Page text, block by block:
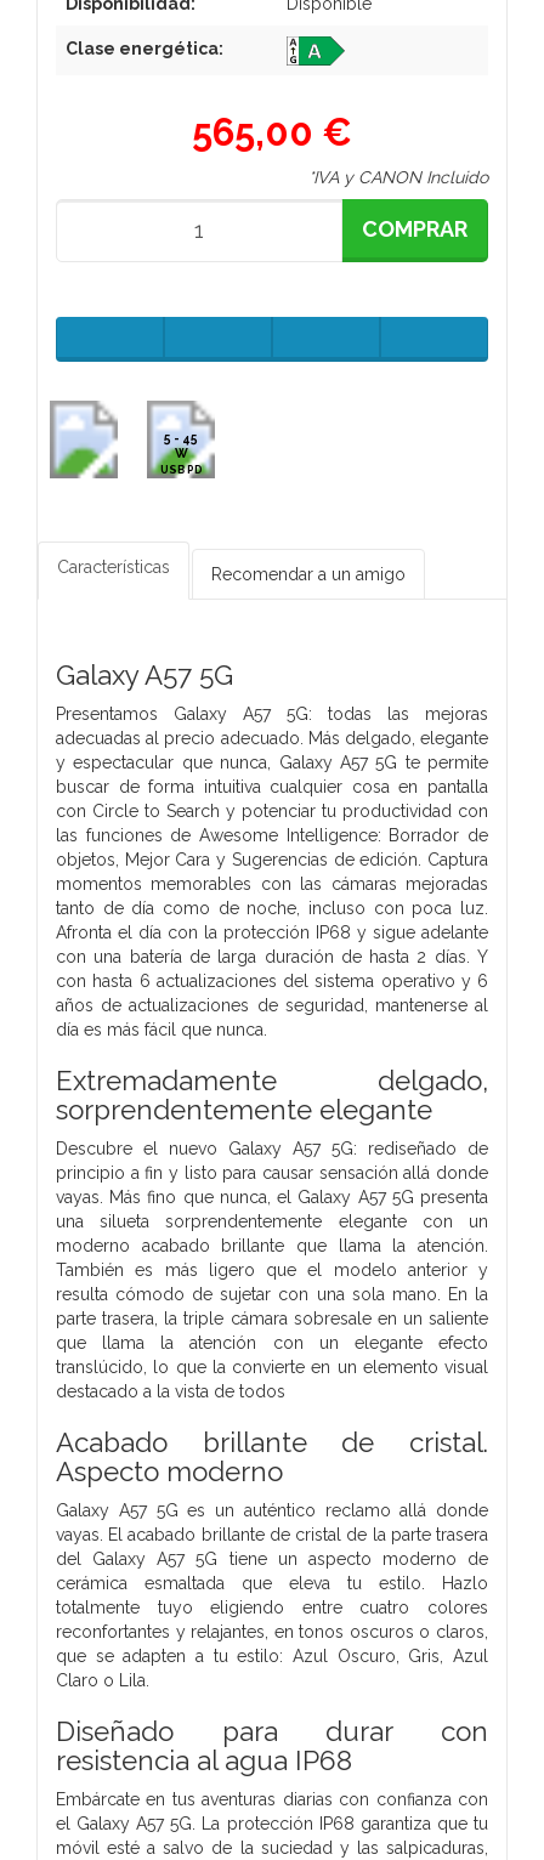
Clase energética:
565,00 €
*IVA y CANON Incluido
COMPRAR
5 - 45
W
USB PD
Características Recomendar a un amigo
Galaxy A57 5G
Presentamos Galaxy A57 5G: todas las mejoras
adecuadas al precio adecuado. Más delgado, elegante
y espectacular que nunca, Galaxy A57 5G te permite
buscar de forma intuitiva cualquier cosa en pantalla
con Circle to Search y potenciar tu productividad con
las funciones de Awesome Intelligence: Borrador de
objetos, Mejor Cara y Sugerencias de edición. Captura
momentos memorables con las cámaras mejoradas
tanto de día como de noche, incluso con poca luz.
Afronta el día con la protección IP68 y sigue adelante
con una batería de larga duración de hasta 2 días. Y
con hasta 6 actualizaciones del sistema operativo y 6
años de actualizaciones de seguridad, mantenerse al
día es más fácil que nunca.
Extremadamente delgado,
sorprendentemente elegante
Descubre el nuevo Galaxy A57 5G: rediseñado de
principio a fin y listo para causar sensación allá donde
vayas. Más fino que nunca, el Galaxy A57 5G presenta
una silueta sorprendentemente elegante con un
moderno acabado brillante que llama la atención.
También es más ligero que el modelo anterior y
resulta cómodo de sujetar con una sola mano. En la
parte trasera, la triple cámara sobresale en un saliente
que llama la atención con un elegante efecto
translúcido, lo que la convierte en un elemento visual
destacado a la vista de todos
Acabado brillante de cristal.
Aspecto moderno
Galaxy A57 5G es un auténtico reclamo allá donde
vayas. El acabado brillante de cristal de la parte trasera
del Galaxy A57 5G tiene un aspecto moderno de
cerámica esmaltada que eleva tu estilo. Hazlo
totalmente tuyo eligiendo entre cuatro colores
reconfortantes y relajantes, en tonos oscuros o claros,
que se adapten a tu estilo: Azul Oscuro, Gris, Azul
Claro o Lila.
Diseñado para durar con
resistencia al agua IP68
Embárcate en tus aventuras diarias con confianza con
el Galaxy A57 5G. La protección IP68 garantiza que tu
móvil esté a salvo de la suciedad y las salpicaduras,